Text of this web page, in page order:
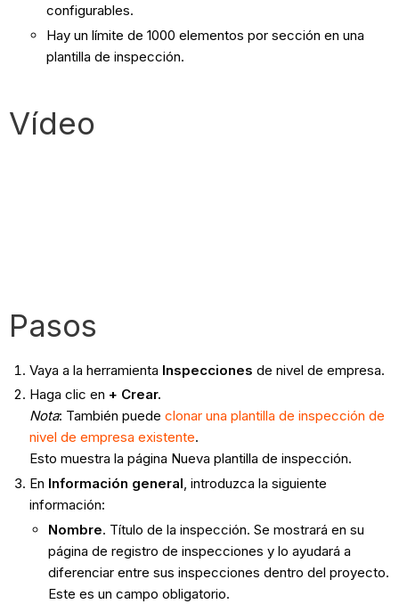
configurables.
Hay un límite de 1000 elementos por sección en una
plantilla de inspección.
Vídeo
Pasos
Vaya a la herramienta Inspecciones de nivel de empresa.
Haga clic en + Crear.
Nota: También puede clonar una plantilla de inspección de
nivel de empresa existente.
Esto muestra la página Nueva plantilla de inspección.
En Información general, introduzca la siguiente
información:
Nombre. Título de la inspección. Se mostrará en su
página de registro de inspecciones y lo ayudará a
diferenciar entre sus inspecciones dentro del proyecto.
Este es un campo obligatorio.